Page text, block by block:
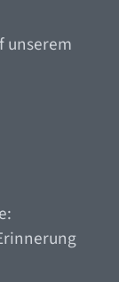
unserem